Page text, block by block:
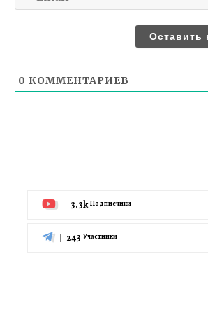
0 КОММЕНТАРИЕВ
3.3k Подписчики
243 Участники